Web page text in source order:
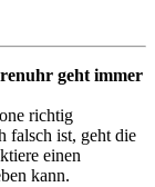
geht immer
richtig
falsch ist, geht die
einen
kann.